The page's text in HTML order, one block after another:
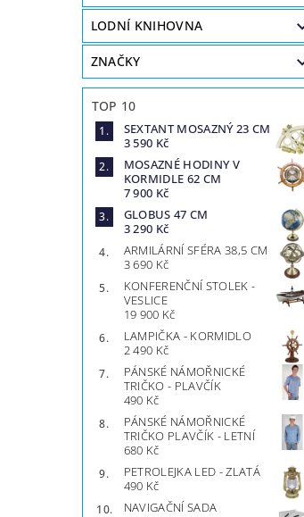
LODNÍ KNIHOVNA
ZNAČKY
TOP 10
SEXTANT MOSAZNÝ 23 CM
3 590 Kč
MOSAZNÉ HODINY V
KORMIDLE 62 CM
7 900 Kč
GLOBUS 47 CM
3 290 Kč
ARMILÁRNÍ SFÉRA 38,5 CM
3 690 Kč
KONFERENČNÍ STOLEK -
VESLICE
19 900 Kč
LAMPIČKA - KORMIDLO
2 490 Kč
PÁNSKÉ NÁMOŘNICKÉ
TRIČKO - PLAVČÍK
490 Kč
PÁNSKÉ NÁMOŘNICKÉ
TRIČKO PLAVČÍK - LETNÍ
680 Kč
PETROLEJKA LED - ZLATÁ
490 Kč
NAVIGAČNÍ SADA